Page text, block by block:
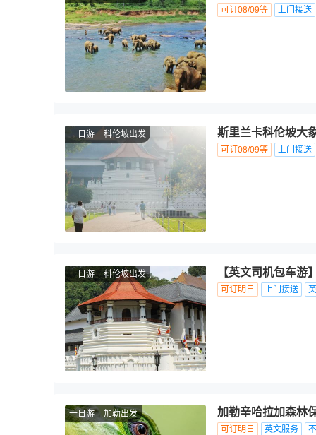
可订08/09等 上门接送
一日游 科伦坡出发 斯里兰卡科伦坡大
可订08/09等 上门接送
一日游 科伦坡出发 【英文司机包车游
可订明日 上门接送
一日游 加勒出发 加勒辛哈拉加森林
可订明日 英文服务